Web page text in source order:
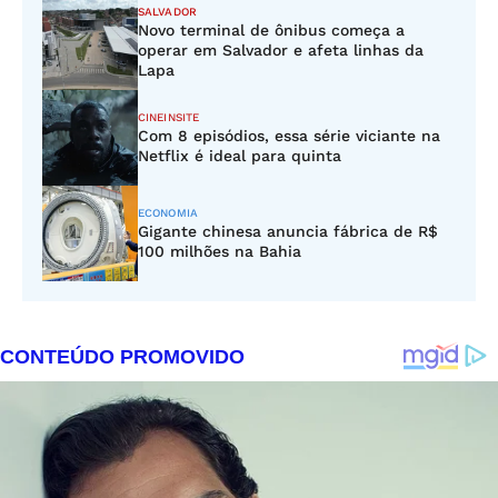
SALVADOR
Novo terminal de ônibus começa a
operar em Salvador e afeta linhas da
Lapa
CINEINSITE
Com 8 episódios, essa série viciante na
Netflix é ideal para quinta
ECONOMIA
Gigante chinesa anuncia fábrica de R$
100 milhões na Bahia